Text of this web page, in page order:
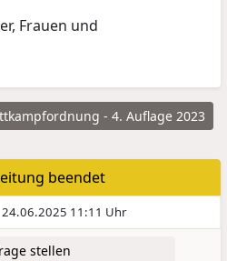
Frauen und
- 4. Auflage 2023
beendet
24.06.2025 11:11 Uhr
stellen